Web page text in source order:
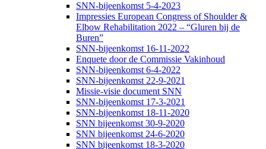
SNN-bijeenkomst 5-4-2023
Impressies European Congress of Shoulder &
Elbow Rehabilitation 2022 – “Gluren bij de
Buren”
SNN-bijeenkomst 16-11-2022
Enquete door de Commissie Vakinhoud
SNN-bijeenkomst 6-4-2022
SNN-bijeenkomst 22-9-2021
Missie-visie document SNN
SNN-bijeenkomst 17-3-2021
SNN-bijeenkomst 18-11-2020
SNN bijeenkomst 30-9-2020
SNN bijeenkomst 24-6-2020
SNN bijeenkomst 18-3-2020